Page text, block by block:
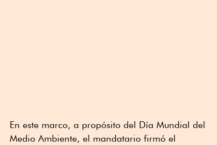
En este marco, a propósito del Día Mundial del
Medio Ambiente, el mandatario firmó el